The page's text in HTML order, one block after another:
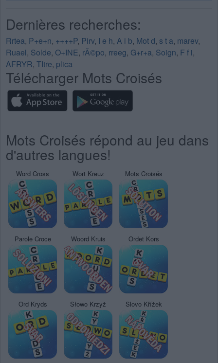
Dernières recherches:
Rrtea, P+e+n, ++++P, Pirv, I e h, A i b, Mot d, s t a, marev,
Ruael, Solde, O+INE, rÃ©po, rreeg, G+r+a, Soign, F f i,
AFRYR, TItre, plica
Télécharger Mots Croisés
Mots Croisés répond au jeu dans
d'autres langues!
Word Cross Wort Kreuz Mots Croisés
Parole Croce Woord Kruis Ordet Kors
Ord Kryds Słowo Krzyż Slovo Křížek